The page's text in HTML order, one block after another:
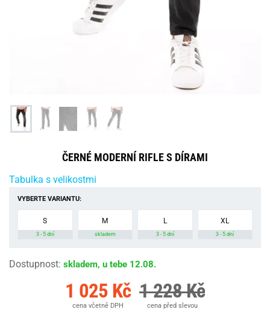
ČERNÉ MODERNÍ RIFLE S DÍRAMI
Tabulka s velikostmi
VYBERTE VARIANTU:
S
3 - 5 dní
M
skladem
L
3 - 5 dní
XL
3 - 5 dní
Dostupnost: skladem, u tebe 12.08.
1 025 Kč
cena včetně DPH
1 228 Kč
cena před slevou